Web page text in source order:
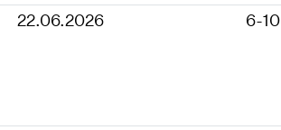
22.06.2026
6-10